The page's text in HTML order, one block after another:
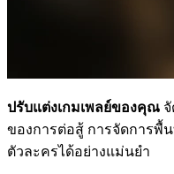
ปรับแต่งเกมเพลย์ของคุณ
ของการต่อสู้ การจัดการพื้
ตัวละครได้อย่างแม่นยำ